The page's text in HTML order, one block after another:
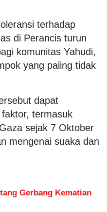
terhadap
di Perancis turun
komunitas Yahudi,
yang paling tidak
dapat
termasuk
sejak 7 Oktober
mengenai suaka dan
Gerbang Kematian